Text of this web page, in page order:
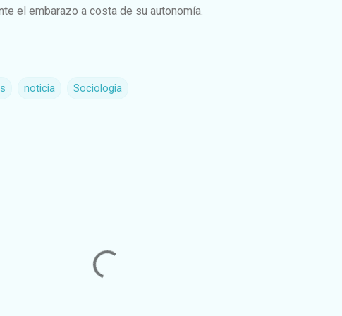
el embarazo a costa de su autonomía.
noticia Sociologia